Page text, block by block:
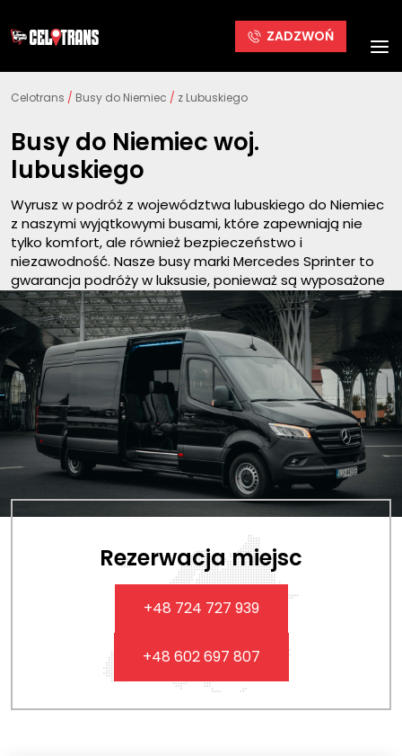
ZADZWOŃ
Celotrans / Busy do Niemiec / z Lubuskiego
Busy do Niemiec woj.
lubuskiego
Wyrusz w podróż z województwa lubuskiego do Niemiec
z naszymi wyjątkowymi busami, które zapewniają nie
tylko komfort, ale również bezpieczeństwo i
niezawodność. Nasze busy marki Mercedes Sprinter to
gwarancja podróży w luksusie, ponieważ są wyposażone
w pojedyncze fotele, klimatyzację, telewizor oraz
gniazdka do ładowania urządzeń. Ponadto, zapewniają
podróż „spod drzwi do drzwi”, eliminując wszelkie
niedogodności związane z dojazdem na dworzec czy
oczekiwaniem na przesiadki.
Rezerwacja miejsc
+48 724 727 939
+48 602 697 807